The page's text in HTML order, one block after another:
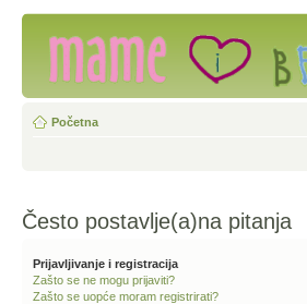
Početna
Često postavlje(a)na pitanja
Prijavljivanje i registracija
Zašto se ne mogu prijaviti?
Zašto se uopće moram registrirati?